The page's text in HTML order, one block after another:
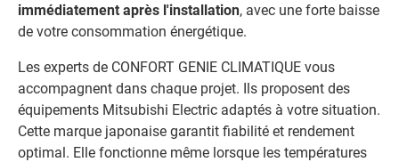
immédiatement après l'installation, avec une forte baisse
de votre consommation énergétique.
Les experts de CONFORT GENIE CLIMATIQUE vous
accompagnent dans chaque projet. Ils proposent des
équipements Mitsubishi Electric adaptés à votre situation.
Cette marque japonaise garantit fiabilité et rendement
optimal. Elle fonctionne même lorsque les températures